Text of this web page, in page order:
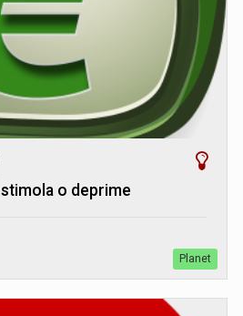
o deprime
Planet